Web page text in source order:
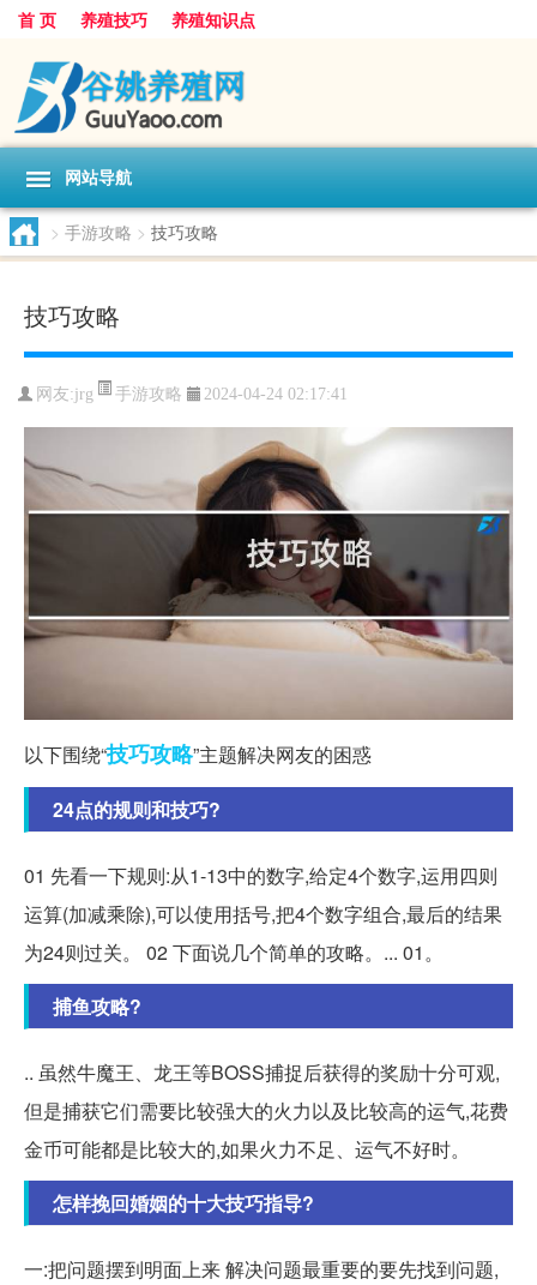
首 页 养殖技巧 养殖知识点
网站导航
> 手游攻略 > 技巧攻略
技巧攻略
网友:jrg 手游攻略 2024-04-24 02:17:41
以下围绕“技巧攻略”主题解决网友的困惑
24点的规则和技巧?
01 先看一下规则:从1-13中的数字,给定4个数字,运用四则
运算(加减乘除),可以使用括号,把4个数字组合,最后的结果
为24则过关。 02 下面说几个简单的攻略。... 01。
捕鱼攻略?
.. 虽然牛魔王、龙王等BOSS捕捉后获得的奖励十分可观,
但是捕获它们需要比较强大的火力以及比较高的运气,花费
金币可能都是比较大的,如果火力不足、运气不好时。
怎样挽回婚姻的十大技巧指导?
一:把问题摆到明面上来 解决问题最重要的要先找到问题,